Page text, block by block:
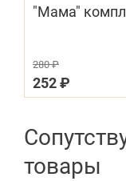
"Мама"
280 ₽
252 ₽
товары